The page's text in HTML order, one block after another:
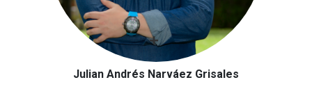
Julian Andrés Narváez Grisales